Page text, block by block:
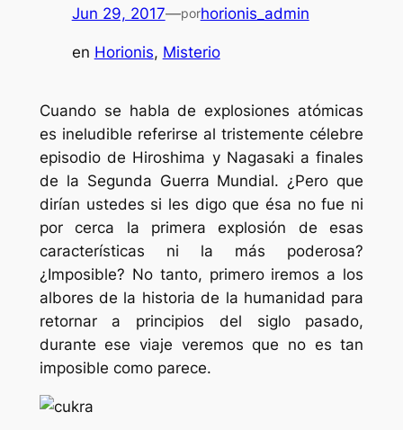
Jun 29, 2017—porhorionis_admin
en Horionis, Misterio
Cuando se habla de explosiones atómicas
es ineludible referirse al tristemente célebre
episodio de Hiroshima y Nagasaki a finales
de la Segunda Guerra Mundial. ¿Pero que
dirían ustedes si les digo que ésa no fue ni
por cerca la primera explosión de esas
características ni la más poderosa?
¿Imposible? No tanto, primero iremos a los
albores de la historia de la humanidad para
retornar a principios del siglo pasado,
durante ese viaje veremos que no es tan
imposible como parece.